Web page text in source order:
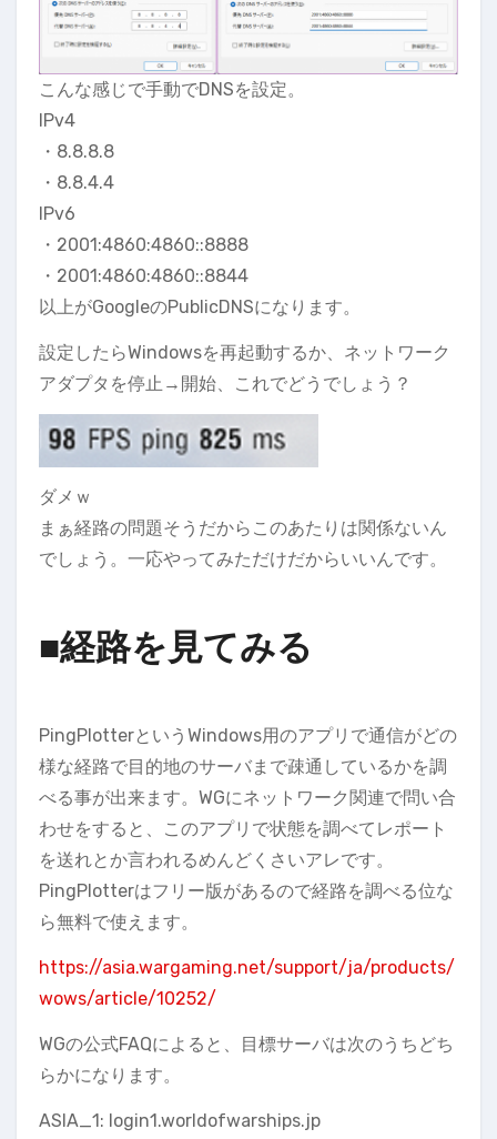
こんな感じで手動でDNSを設定。
IPv4
・8.8.8.8
・8.8.4.4
IPv6
・2001:4860:4860::8888
・2001:4860:4860::8844
以上がGoogleのPublicDNSになります。
設定したらWindowsを再起動するか、ネットワーク
アダプタを停止→開始、これでどうでしょう？
ダメｗ
まぁ経路の問題そうだからこのあたりは関係ないん
でしょう。一応やってみただけだからいいんです。
■経路を見てみる
PingPlotterというWindows用のアプリで通信がどの
様な経路で目的地のサーバまで疎通しているかを調
べる事が出来ます。WGにネットワーク関連で問い合
わせをすると、このアプリで状態を調べてレポート
を送れとか言われるめんどくさいアレです。
PingPlotterはフリー版があるので経路を調べる位な
ら無料で使えます。
https://asia.wargaming.net/support/ja/products/
wows/article/10252/
WGの公式FAQによると、目標サーバは次のうちどち
らかになります。
ASIA_1: login1.worldofwarships.jp